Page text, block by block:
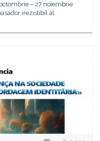
– 27 noiembrie
irezistibil al